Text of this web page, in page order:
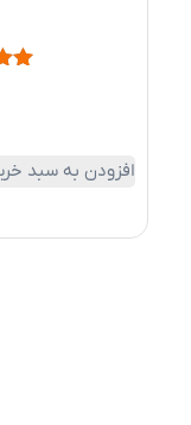
افزودن به سبد